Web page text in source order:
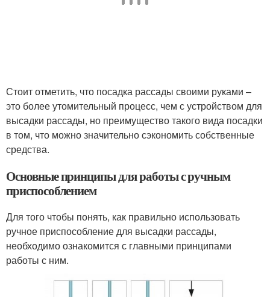
Стоит отметить, что посадка рассады своими руками –
это более утомительный процесс, чем с устройством для
высадки рассады, но преимущество такого вида посадки
в том, что можно значительно сэкономить собственные
средства.
Основные принципы для работы с ручным
приспособлением
Для того чтобы понять, как правильно использовать
ручное приспособление для высадки рассады,
необходимо ознакомится с главными принципами
работы с ним.